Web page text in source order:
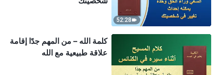
52:28
كلمة الله – من المهم جدًا إقامة
علاقة طبيعية مع الله